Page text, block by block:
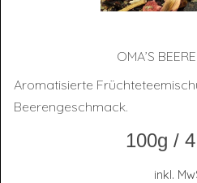
OMA’S
Aromatisierte
Beerengeschmack.
100g /
inkl.